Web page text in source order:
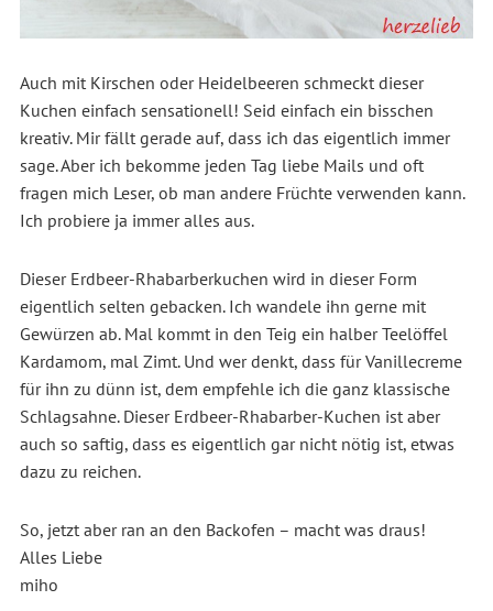
Auch mit Kirschen oder Heidelbeeren schmeckt dieser
Kuchen einfach sensationell! Seid einfach ein bisschen
kreativ. Mir fällt gerade auf, dass ich das eigentlich immer
sage. Aber ich bekomme jeden Tag liebe Mails und oft
fragen mich Leser, ob man andere Früchte verwenden kann.
Ich probiere ja immer alles aus.
Dieser Erdbeer-Rhabarberkuchen wird in dieser Form
eigentlich selten gebacken. Ich wandele ihn gerne mit
Gewürzen ab. Mal kommt in den Teig ein halber Teelöffel
Kardamom, mal Zimt. Und wer denkt, dass für Vanillecreme
für ihn zu dünn ist, dem empfehle ich die ganz klassische
Schlagsahne. Dieser Erdbeer-Rhabarber-Kuchen ist aber
auch so saftig, dass es eigentlich gar nicht nötig ist, etwas
dazu zu reichen.
So, jetzt aber ran an den Backofen – macht was draus!
Alles Liebe
miho